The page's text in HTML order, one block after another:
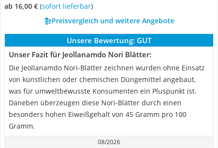
ab 16,00 € ( Sofort lieferbar)
Preisvergleich und weitere Angebote
Unsere Bewertung: GUT
Unser Fazit für Jeollanamdo Nori Blätter:
Die Jeollanamdo Nori-Blätter zeichnen wurden ohne Einsatz
von künstlichen oder chemischen Düngemittel angebaut,
was für umweltbewusste Konsumenten ein Pluspunkt ist.
Daneben überzeugen diese Nori-Blätter durch einen
besonders hohen Eiweißgehalt von 45 Gramm pro 100
Gramm.
08/2026